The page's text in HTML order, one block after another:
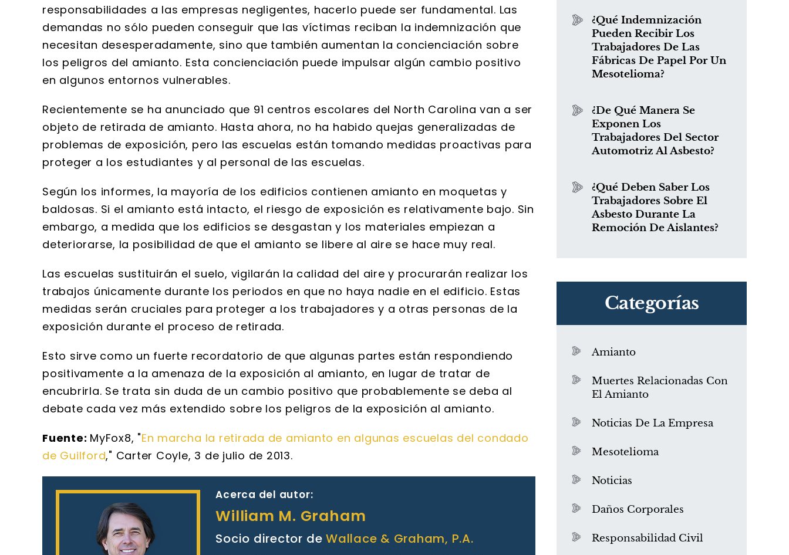
responsabilidades a las empresas negligentes, hacerlo puede ser fundamental. Las
demandas no sólo pueden conseguir que las víctimas reciban la indemnización que
necesitan desesperadamente, sino que también aumentan la concienciación sobre
los peligros del amianto. Esta concienciación puede impulsar algún cambio positivo
en algunos entornos vulnerables.
Recientemente se ha anunciado que 91 centros escolares del North Carolina van a ser
objeto de retirada de amianto. Hasta ahora, no ha habido quejas generalizadas de
problemas de exposición, pero las escuelas están tomando medidas proactivas para
proteger a los estudiantes y al personal de las escuelas.
Según los informes, la mayoría de los edificios contienen amianto en moquetas y
baldosas. Si el amianto está intacto, el riesgo de exposición es relativamente bajo. Sin
embargo, a medida que los edificios se desgastan y los materiales empiezan a
deteriorarse, la posibilidad de que el amianto se libere al aire se hace muy real.
Las escuelas sustituirán el suelo, vigilarán la calidad del aire y procurarán realizar los
trabajos únicamente durante los periodos en que no haya nadie en el edificio. Estas
medidas serán cruciales para proteger a los trabajadores y a otras personas de la
exposición durante el proceso de retirada.
Esto sirve como un fuerte recordatorio de que algunas partes están respondiendo
positivamente a la amenaza de la exposición al amianto, en lugar de tratar de
encubrirla. Se trata sin duda de un cambio positivo que probablemente se deba al
debate cada vez más extendido sobre los peligros de la exposición al amianto.
Fuente: MyFox8, "En marcha la retirada de amianto en algunas escuelas del condado
de Guilford," Carter Coyle, 3 de julio de 2013.
Acerca del autor:
William M. Graham
Socio director deWallace & Graham, P.A.
¿Qué Indemnización
Pueden Recibir Los
Trabajadores De Las
Fábricas De Papel Por Un
Mesotelioma?
¿De Qué Manera Se
Exponen Los
Trabajadores Del Sector
Automotriz Al Asbesto?
¿Qué Deben Saber Los
Trabajadores Sobre El
Asbesto Durante La
Remoción De Aislantes?
Categorías
Amianto
Muertes Relacionadas Con
El Amianto
Noticias De La Empresa
Mesotelioma
Noticias
Daños Corporales
Responsabilidad Civil